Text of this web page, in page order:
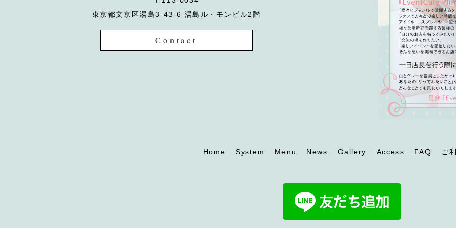
東京都文京区湯島3-43-6 湯島ル・モンビル2階
Contact
Home System Menu News Gallery Access FAQ ご